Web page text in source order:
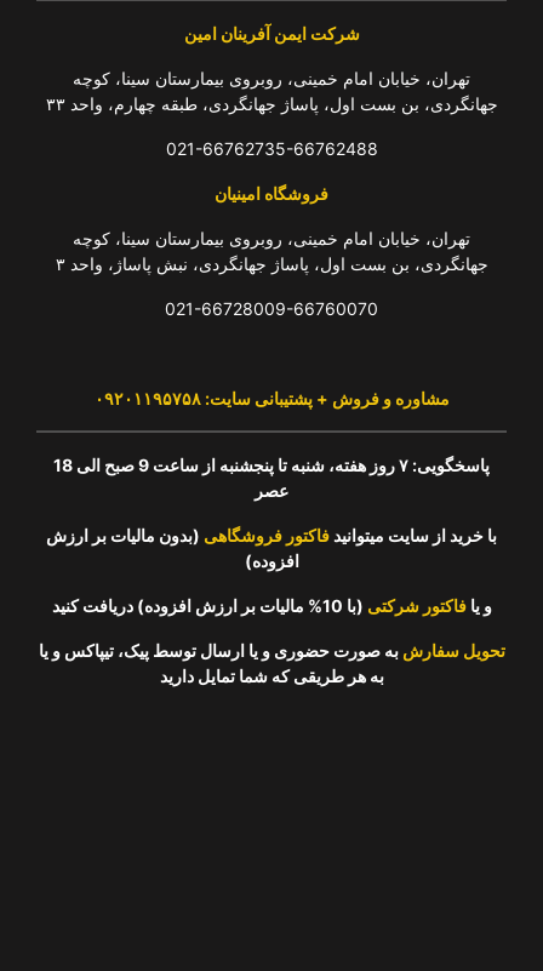
شرکت ایمن آفرینان امین
تهران، خیابان امام خمینی، روبروی بیمارستان سینا، کوچه
جهانگردی، بن بست اول، پاساژ جهانگردی، طبقه چهارم، واحد ۳۳
021-66762735-66762488
فروشگاه امینیان
تهران، خیابان امام خمینی، روبروی بیمارستان سینا، کوچه
جهانگردی، بن بست اول، پاساژ جهانگردی، نبش پاساژ، واحد ۳
021-66728009-66760070
مشاوره و فروش + پشتیبانی سایت: ۰۹۲۰۱۱۹۵۷۵۸
پاسخگویی: ۷ روز هفته، شنبه تا پنجشنبه از ساعت 9 صبح الی 18
عصر
با خرید از سایت میتوانیدفاکتور فروشگاهی (بدون مالیات بر ارزش
افزوده)
و یافاکتور شرکتی (با 10% مالیات بر ارزش افزوده) دریافت کنید
تحویل سفارش به صورت حضوری و یا ارسال توسط پیک، تیپاکس و یا
به هر طریقی که شما تمایل دارید